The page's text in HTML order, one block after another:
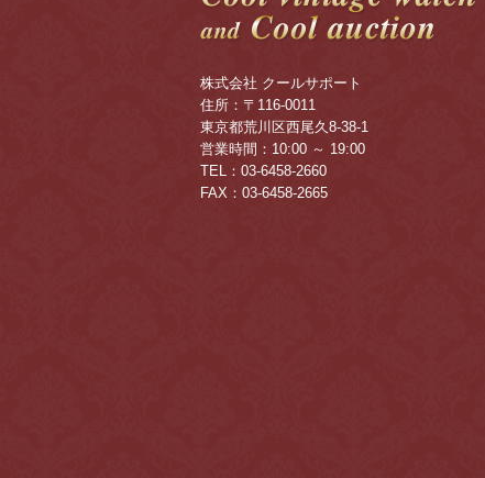
株式会社 クールサポート
住所：〒116-0011
東京都荒川区西尾久8-38-1
営業時間：10:00 ～ 19:00
TEL：03-6458-2660
FAX：03-6458-2665